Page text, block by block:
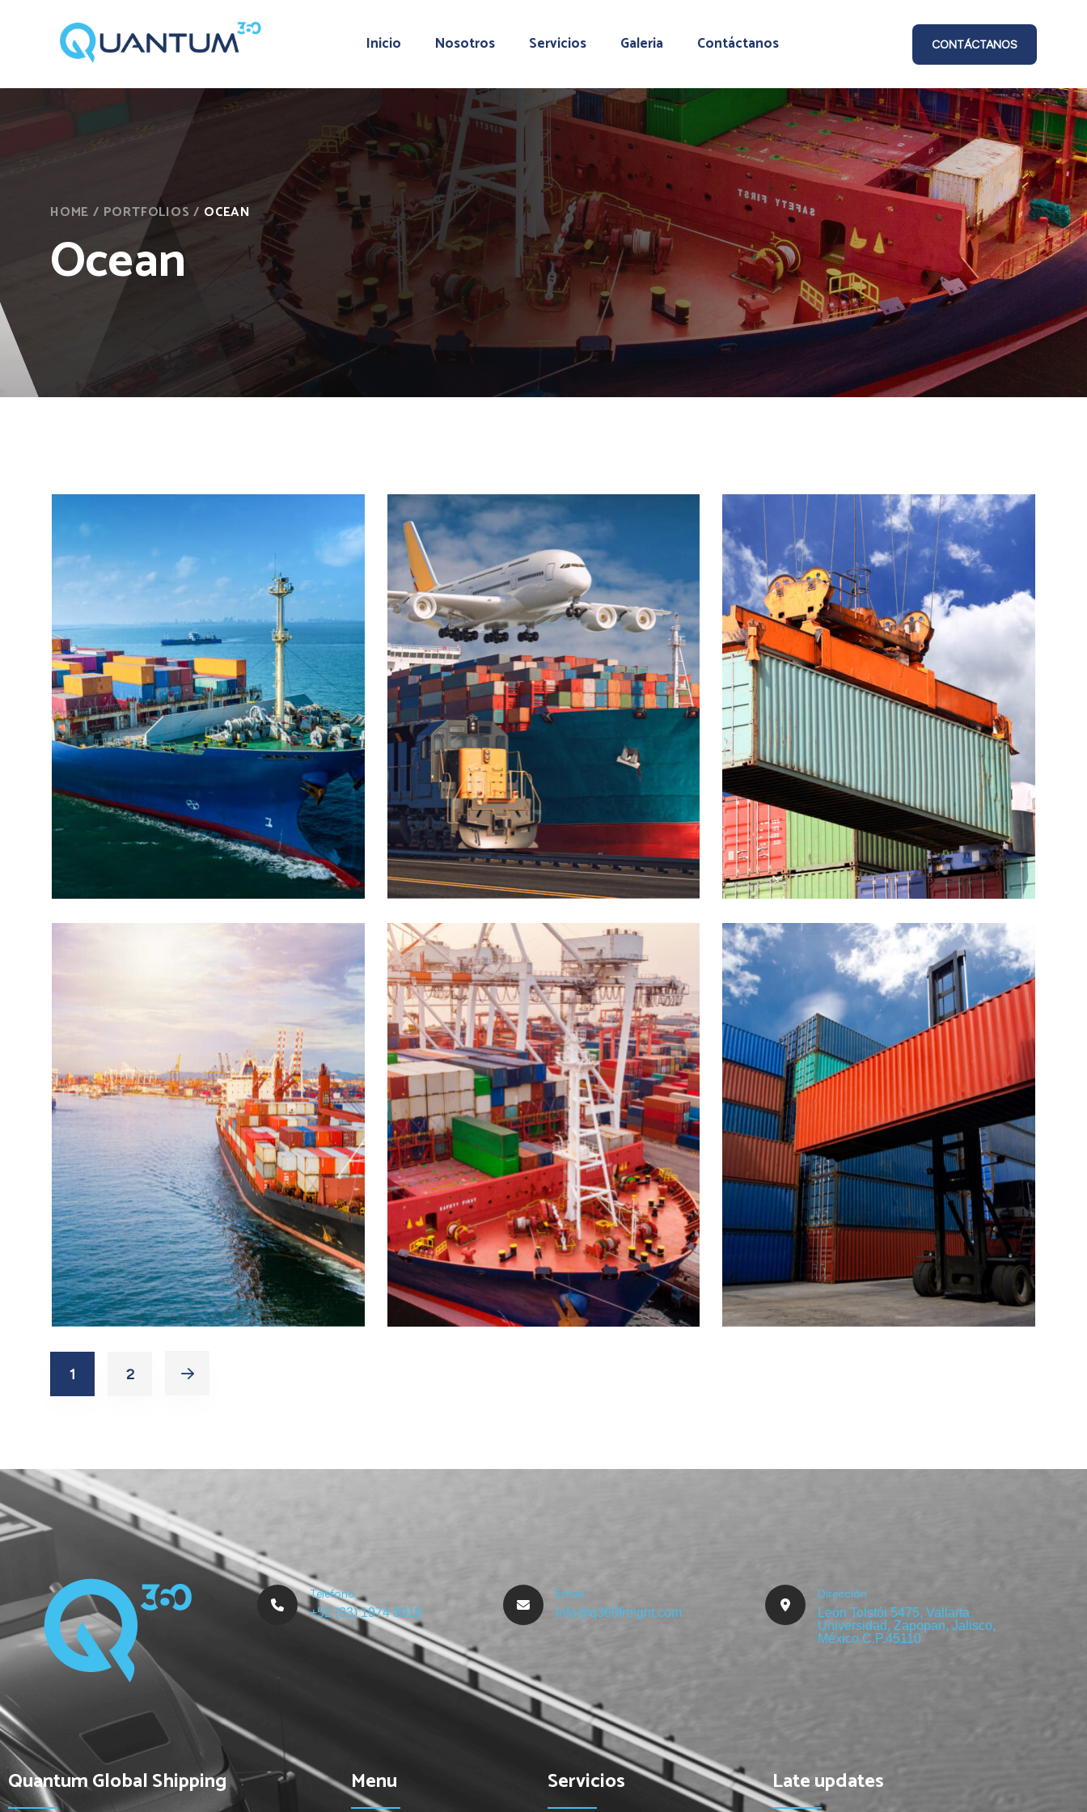
Inicio Nosotros Servicios Galeria Contáctanos CONTÁCTANOS
HOME / PORTFOLIOS / OCEAN
Ocean
CARGO EXPEDITED
International Freight
EXPEDITED LOGISTICS
Vrl Transportation
1 2
Telefono
+52 (33) 1974 8916
Email
Info@q360freight.com
Dirección
León Tolstói 5475, Vallarta
Universidad, Zapopan, Jalisco,
México C.P.45110
Quantum Global Shipping Menu Servicios Late updates